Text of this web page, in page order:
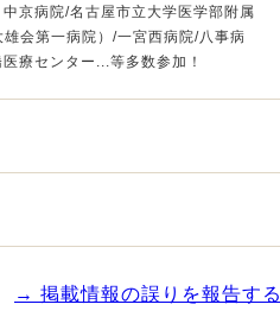
京病院/名古屋市立大学医学部附属
会第一病院）/一宮西病院/八事病
療センター...等多数参加！
→ 掲載情報の誤りを報告する